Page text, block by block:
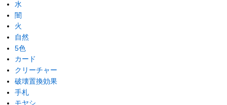
水
闇
火
自然
5色
カード
クリーチャー
破壊置換効果
手札
モヤシ